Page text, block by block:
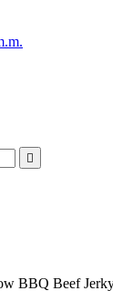

BBQ Beef